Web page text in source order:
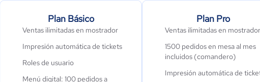
Plan Básico
Ventas ilimitadas en mostrador
Impresión automática de tickets
Roles de usuario
Menú digital: 100 pedidos a
Plan Pro
Ventas ilimitadas en mostrador
1500 pedidos en mesa al mes
incluidos (comandero)
Impresión automática de